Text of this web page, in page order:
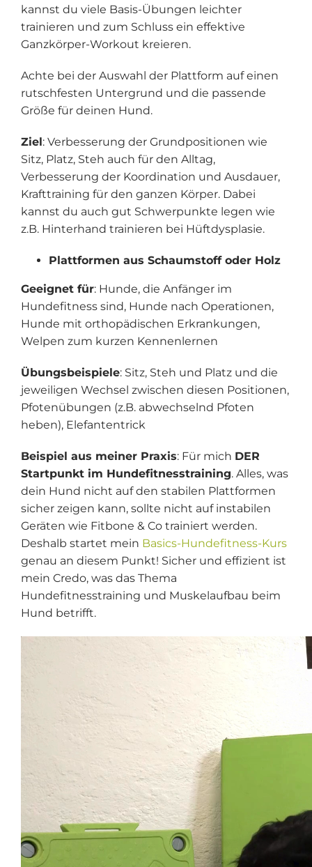
kannst du viele Basis-Übungen leichter
trainieren und zum Schluss ein effektive
Ganzkörper-Workout kreieren.
Achte bei der Auswahl der Plattform auf einen
rutschfesten Untergrund und die passende
Größe für deinen Hund.
Ziel: Verbesserung der Grundpositionen wie
Sitz, Platz, Steh auch für den Alltag,
Verbesserung der Koordination und Ausdauer,
Krafttraining für den ganzen Körper. Dabei
kannst du auch gut Schwerpunkte legen wie
z.B. Hinterhand trainieren bei Hüftdysplasie.
Plattformen aus Schaumstoff oder Holz
Geeignet für: Hunde, die Anfänger im
Hundefitness sind, Hunde nach Operationen,
Hunde mit orthopädischen Erkrankungen,
Welpen zum kurzen Kennenlernen
Übungsbeispiele: Sitz, Steh und Platz und die
jeweiligen Wechsel zwischen diesen Positionen,
Pfotenübungen (z.B. abwechselnd Pfoten
heben), Elefantentrick
Beispiel aus meiner Praxis: Für mich DER
Startpunkt im Hundefitnesstraining. Alles, was
dein Hund nicht auf den stabilen Plattformen
sicher zeigen kann, sollte nicht auf instabilen
Geräten wie Fitbone & Co trainiert werden.
Deshalb startet mein Basics-Hundefitness-Kurs
genau an diesem Punkt! Sicher und effizient ist
mein Credo, was das Thema
Hundefitnesstraining und Muskelaufbau beim
Hund betrifft.